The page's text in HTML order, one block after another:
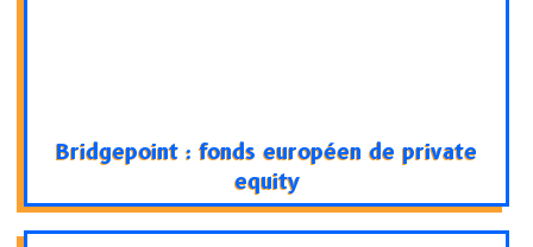
Bridgepoint : fonds européen de private
equity